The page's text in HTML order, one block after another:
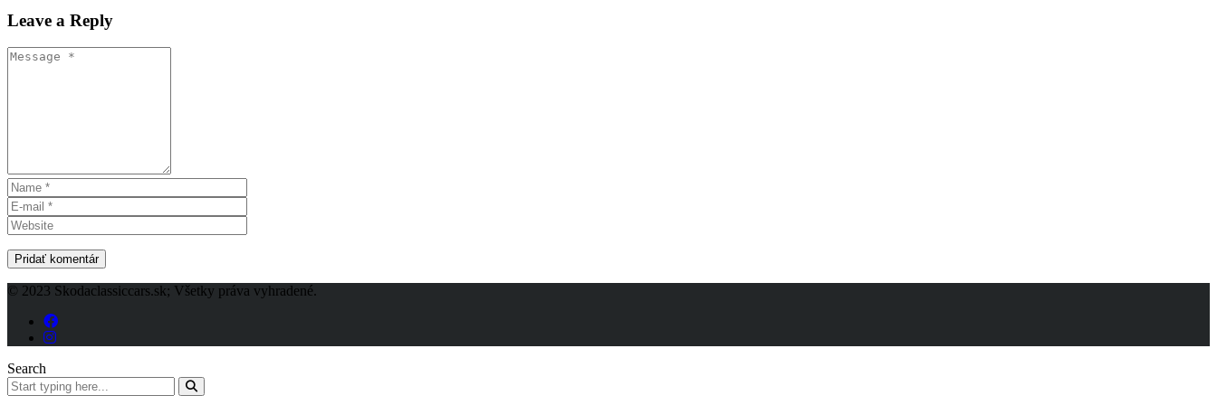
Leave a Reply
© 2023 Skodaclassiccars.sk; Všetky práva vyhradené.
Search